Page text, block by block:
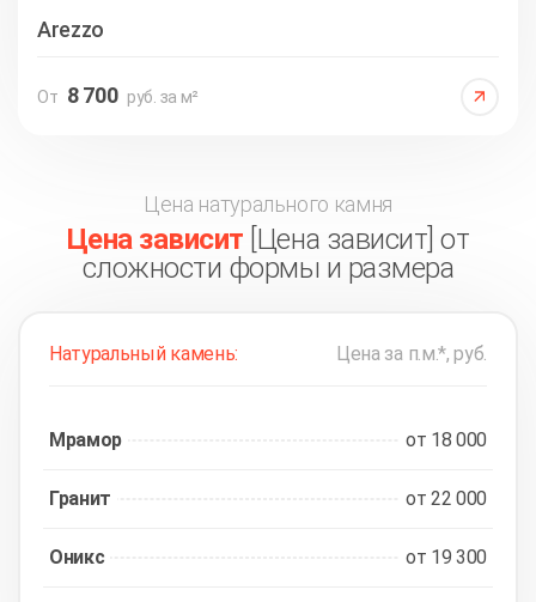
Arezzo
От 8 700 руб. за м²
Цена натурального камня
Цена зависит [Цена зависит] от
сложности формы и размера
Натуральный камень: Цена за п.м.*, руб.
Мрамор от 18 000
Гранит от 22 000
Оникс от 19 300